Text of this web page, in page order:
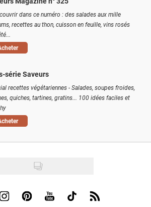
dans ce numéro : des salades aux mille
recettes au thon, cuisson en feuille, vins rosés
série Saveurs
recettes végétariennes - Salades, soupes froides,
quiches, tartines, gratins... 100 idées faciles et
Facebook
us on Instagram
Visit us on Pinterest
Visit us on Youtube
Visit us on Tiktok
Visit us on Rss